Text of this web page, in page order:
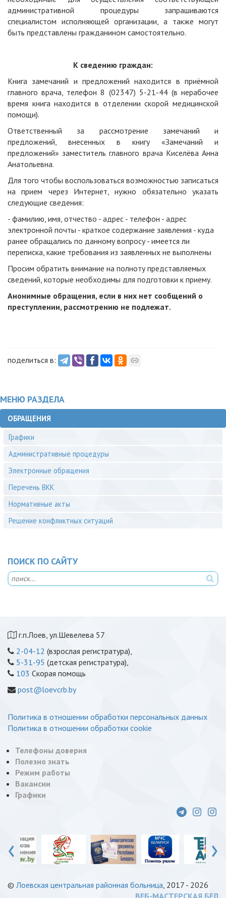
административной процедуры запрашиваются
специалистом исполняющей организации, а также могут
быть представлены гражданином самостоятельно.
К сведению граждан:
Книга замечаний и предложений находится в приёмной
главного врача, телефон 8 (02347) 5-21-44 (в нерабочее
время книга находится в отделении скорой медицинской
помощи).
Ответственный за рассмотрение замечаний и
предложений, внесенных в книгу «Замечаний и
предложений» заместитель главного врача Киселёва Анна
Анатольевна.
Для того чтобы воспользоваться возможностью записаться
на прием через Интернет, нужно обязательно указать
следующие сведения:
- фамилию, имя, отчество - адрес - телефон - адрес
электронной почты - краткое содержание заявления - куда
ранее обращались по данному вопросу - имеется ли
переписка, какие требования из заявленных не выполнены
Просим обратить внимание на полноту представляемых
сведений, которые необходимы для подготовки к приему.
Анонимные обращения, если в них нет сообщений о
преступлении, рассмотрению не подлежат.
поделиться в:
МЕНЮ РАЗДЕЛА
ОБРАЩЕНИЯ
Графики
Административные процедуры
Электронные обращения
Перечень ВКК
Нормативные акты
Решение конфликтных ситуаций
ПОИСК ПО САЙТУ
г.п.Лоев, ул.Шевелева 57
2-04-12 (взрослая регистратура),
5-31-95 (детская регистратура),
103 Скорая помощь
post@loevcrb.by
Политика в отношении обработки персональных данных
Политика в отношении обработки cookie
Телефоны доверия
Полезно знать
Режим работы
Вакансии
Графики
‹ ›
© Лоевская центральная районная больница , 2017 - 2026
ВЕБ-МАСТЕРСКАЯ.БЕЛ